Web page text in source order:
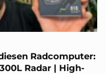
Radcomputer:
Radar | High-